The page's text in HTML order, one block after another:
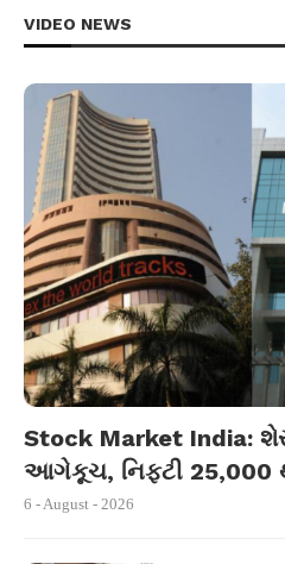
VIDEO NEWS
Stock Market India:
આગેકૂચ, નિફ્ટી 25,000
6 - August - 2026